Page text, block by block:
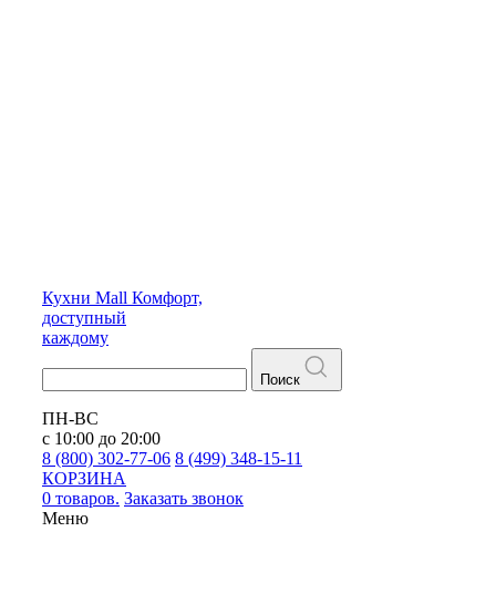
Кухни Mall Комфорт,
доступный
каждому
Поиск
ПН-ВС
с 10:00 до 20:00
8 (800) 302-77-06 8 (499) 348-15-11
КОРЗИНА
0 товаров. Заказать звонок
Меню